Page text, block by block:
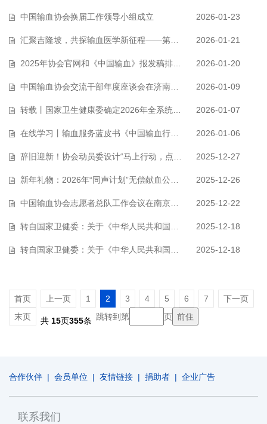
中国输血协会换届工作领导小组成立 2026-01-23
汇聚吉隆坡，共探输血医学新征程——第39届国际输血协会（ISBT）全球大会投稿… 2026-01-21
2025年协会官网和《中国输血》报发稿排行榜 2026-01-20
中国输血协会交流干部年度座谈会在济南召开 2026-01-09
转载丨国家卫生健康委确定2026年全系统为民服务十件实事 2026-01-07
在线学习丨输血服务蓝皮书《中国输血行业发展报告（2025）》系列讲座 2026-01-06
辞旧迎新！协会动员委设计“马上行动，点亮生命”主题宣传海报，祝您新年快… 2025-12-27
新年礼物：2026年“同声计划”无偿献血公益短视频台历设计图发布！ 2025-12-26
中国输血协会志愿者总队工作会议在南京召开 2025-12-22
转自国家卫健委：关于《中华人民共和国献血法（修订草案征求意见稿）》公开… 2025-12-18
转自国家卫健委：关于《中华人民共和国献血法（修订草案征求意见稿）》解读… 2025-12-18
首页 上一页 1 2 3 4 5 6 7
下一页
末页
共 15页355条 跳转到第 页
合作伙伴 | 会员单位 | 友情链接 | 捐助者 | 企业广告
联系我们